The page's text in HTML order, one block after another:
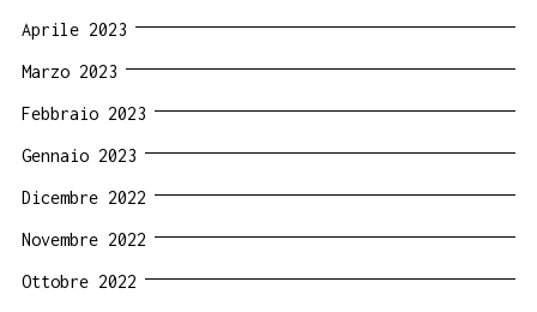
Aprile 2023
Marzo 2023
Febbraio 2023
Gennaio 2023
Dicembre 2022
Novembre 2022
Ottobre 2022